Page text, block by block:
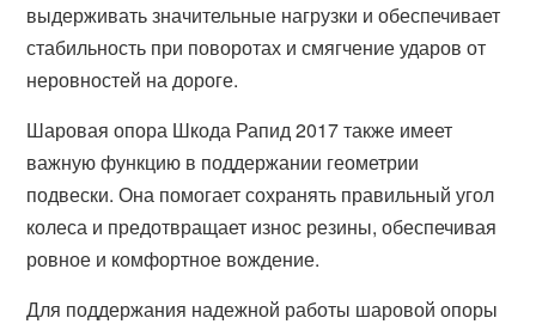
выдерживать значительные нагрузки и обеспечивает
стабильность при поворотах и смягчение ударов от
неровностей на дороге.
Шаровая опора Шкода Рапид 2017 также имеет
важную функцию в поддержании геометрии
подвески. Она помогает сохранять правильный угол
колеса и предотвращает износ резины, обеспечивая
ровное и комфортное вождение.
Для поддержания надежной работы шаровой опоры